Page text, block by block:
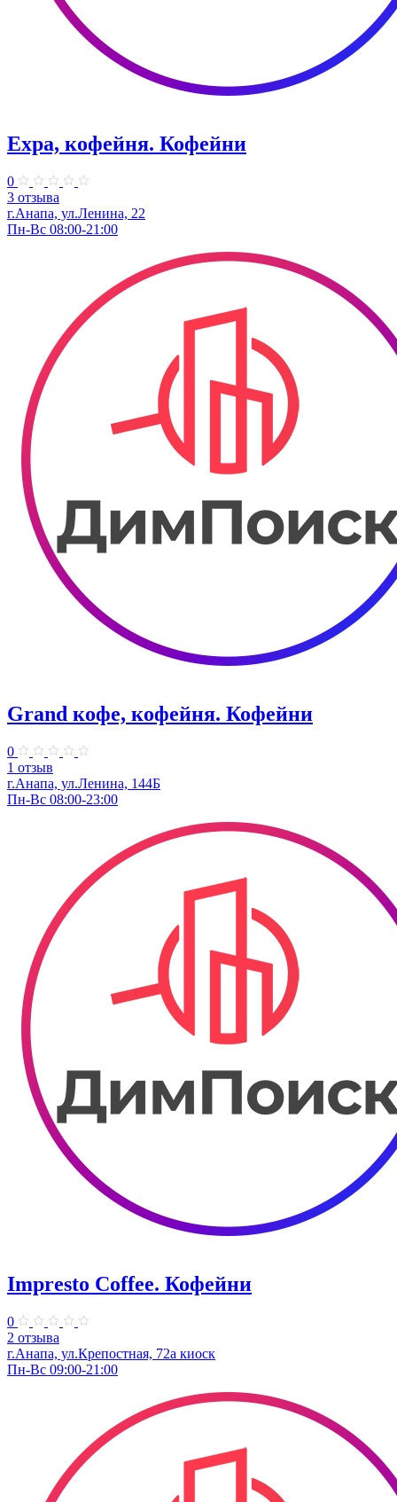
Expa, кофейня. Кофейни
0
3 отзыва
г.Анапа, ул.Ленина, 22
Пн-Вс 08:00-21:00
Grand кофе, кофейня. Кофейни
0
1 отзыв
г.Анапа, ул.Ленина, 144Б
Пн-Вс 08:00-23:00
Impresto Coffee. Кофейни
0
2 отзыва
г.Анапа, ул.Крепостная, 72а киоск
Пн-Вс 09:00-21:00